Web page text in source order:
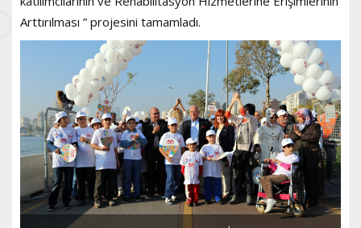
Arttırılması ” projesini tamamladı.